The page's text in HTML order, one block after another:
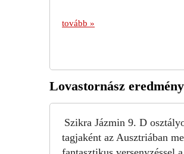
tovább »
Lovastornász eredmény
Szikra Jázmin 9. D
tagjaként az Ausztriában